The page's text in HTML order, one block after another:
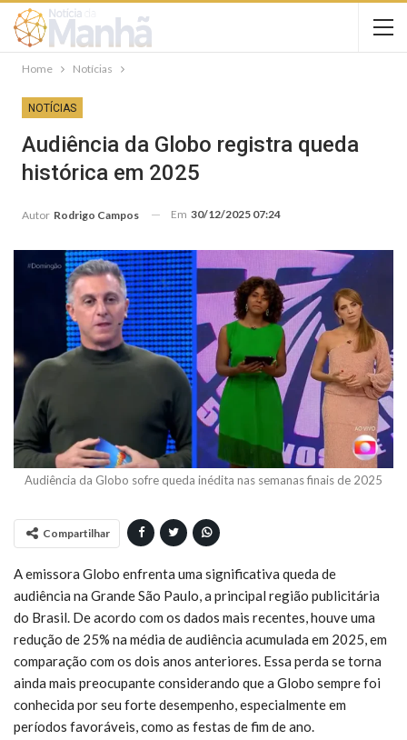
Home Notícias
NOTÍCIAS
Audiência da Globo registra queda
histórica em 2025
Autor Rodrigo Campos Em 30/12/2025 07:24
Audiência da Globo sofre queda inédita nas semanas finais de 2025
Compartilhar
A emissora Globo enfrenta uma significativa queda de
audiência na Grande São Paulo, a principal região publicitária
do Brasil. De acordo com os dados mais recentes, houve uma
redução de 25% na média de audiência acumulada em 2025, em
comparação com os dois anos anteriores. Essa perda se torna
ainda mais preocupante considerando que a Globo sempre foi
conhecida por seu forte desempenho, especialmente em
períodos favoráveis, como as festas de fim de ano.